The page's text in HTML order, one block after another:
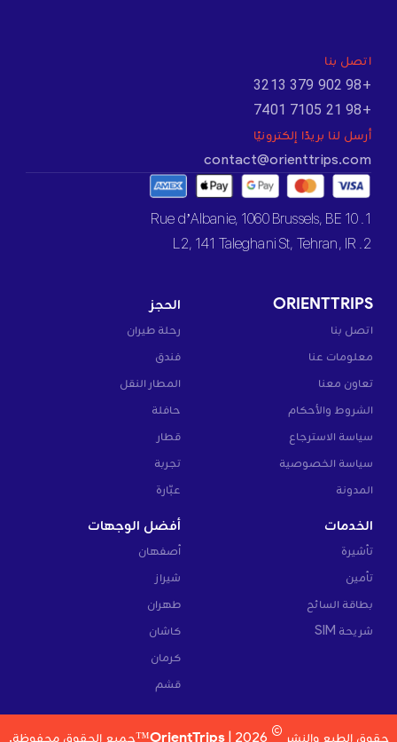
اتصل بنا
+98 902 379 3213
+98 21 7105 7401
أرسل لنا بريدًا إلكترونيًا
contact@orienttrips.com
1. 10 Rue d’Albanie, 1060 Brussels, BE
2. L2, 141 Taleghani St, Tehran, IR
ORIENTTRIPS
اتصل بنا
معلومات عنا
تعاون معنا
الشروط والأحكام
سياسة الاسترجاع
سياسة الخصوصية
المدونة
الحجز
رحلة طيران
فندق
المطار النقل
حافلة
قطار
تجربة
عبّارة
الخدمات
تأشيرة
تأمين
بطاقة السائح
شريحة SIM
أفضل الوجهات
أصفهان
شيراز
طهران
كاشان
كرمان
قشم
حقوق الطبع والنشر ©
OrientTrips™ جميع الحقوق محفوظة.